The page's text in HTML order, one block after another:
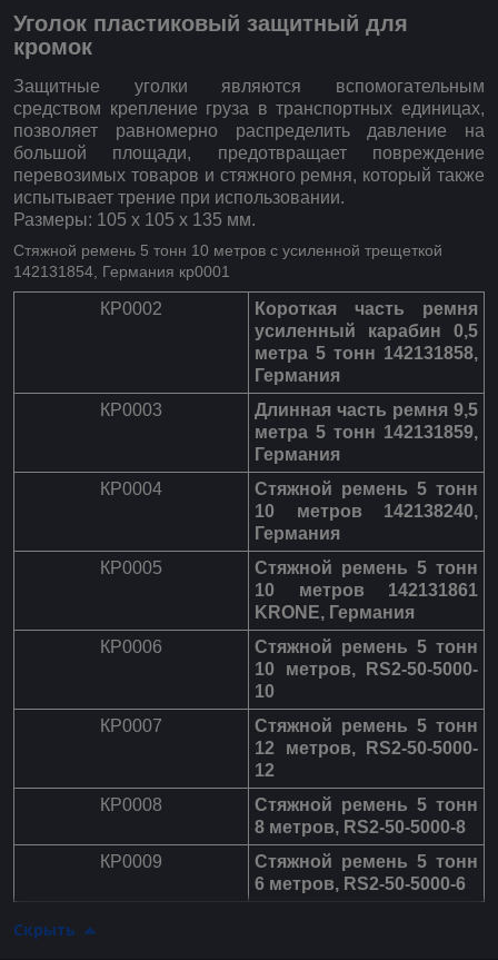
Уголок пластиковый защитный для
кромок
Защитные уголки являются вспомогательным
средством крепление груза в транспортных единицах,
позволяет равномерно распределить давление на
большой площади, предотвращает повреждение
перевозимых товаров и стяжного ремня, который также
испытывает трение при использовании.
Размеры: 105 х 105 х 135 мм.
Стяжной ремень 5 тонн 10 метров с усиленной трещеткой
142131854, Германия кр0001
КР0002
Короткая часть ремня
усиленный карабин 0,5
метра 5 тонн 142131858,
Германия
КР0003
Длинная часть ремня 9,5
метра 5 тонн 142131859,
Германия
КР0004
Стяжной ремень 5 тонн
10 метров 142138240,
Германия
КР0005
Стяжной ремень 5 тонн
10 метров 142131861
KRONE, Германия
КР0006
Стяжной ремень 5 тонн
10 метров, RS2-50-5000-
10
КР0007
Стяжной ремень 5 тонн
12 метров, RS2-50-5000-
12
КР0008
Стяжной ремень 5 тонн
8 метров, RS2-50-5000-8
КР0009
Стяжной ремень 5 тонн
6 метров, RS2-50-5000-6
Скрыть